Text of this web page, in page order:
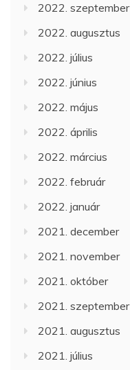
2022. szeptember
2022. augusztus
2022. július
2022. június
2022. május
2022. április
2022. március
2022. február
2022. január
2021. december
2021. november
2021. október
2021. szeptember
2021. augusztus
2021. július